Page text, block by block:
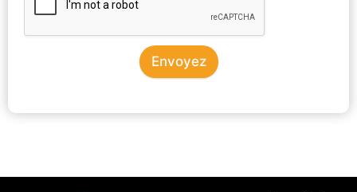
Envoyez